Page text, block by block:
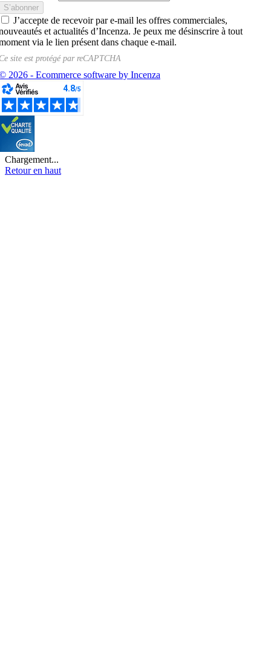
J’accepte de recevoir par e-mail les offres commerciales,
et actualités d’Incenza. Je peux me désinscrire à tout
via le lien présent dans chaque e-mail.
site est protégé parreCAPTCHA
2026 - Ecommerce software by Incenza
Chargement...
Retour en haut